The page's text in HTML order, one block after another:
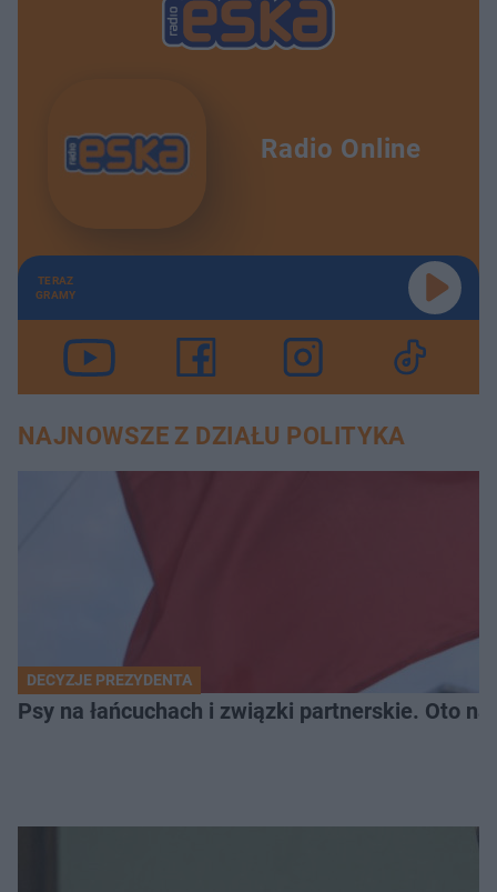
Radio Online
TERAZ
GRAMY
NAJNOWSZE Z DZIAŁU POLITYKA
DECYZJE PREZYDENTA
Psy na łańcuchach i związki partnerskie. Oto